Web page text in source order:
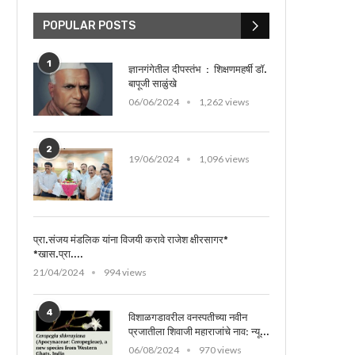
गोरगरिबांची आरोग्यदायीनी तर केशवराव भोसले नाट्यगृह
POPULAR POSTS
1
ज्ञानगंगेतील दीपस्तंभ : शिक्षणमहर्षी डॉ.
बापूजी साळुंखे
06/06/2024
1,262 views
2
19/06/2024 1,096 views
प्रा.संजय मंडलिक यांना विजयी करावे राजेश क्षीरसागर*
*खास.प्रा....
21/04/2024
994 views
4
विशाळगडावरील वनस्पतीच्या नवीन
प्रजातीला शिवाजी महाराजांचे नाव: न्यू...
06/08/2024
970 views